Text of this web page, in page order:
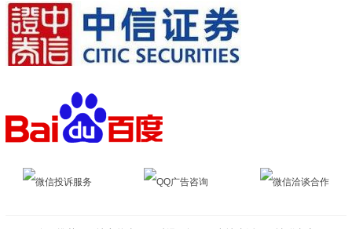
微信投诉服务 QQ广告咨询 微信洽谈合作